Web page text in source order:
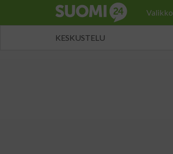
Valikko
KESKUSTELU